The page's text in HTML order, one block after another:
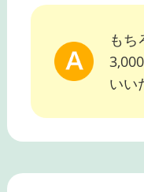
もち
いい